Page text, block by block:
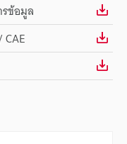
รข้อมูล
CAE